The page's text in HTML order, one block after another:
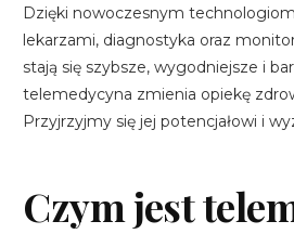
Dzięki nowoczesnym
lekarzami, diagnostyka oraz
stają się szybsze, wygodniejsze i
telemedycyna zmienia opiekę
Przyjrzyjmy się jej potencjałowi i
Czym jest